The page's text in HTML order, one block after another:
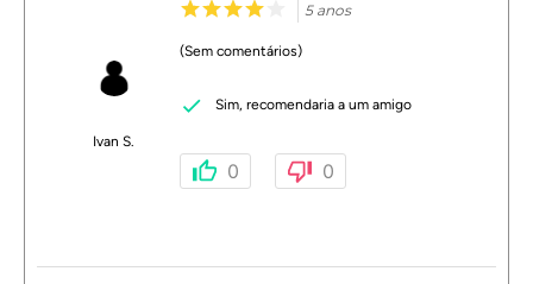
Ivan S.
5 anos
(Sem comentários)
Sim, recomendaria a um amigo
0 0